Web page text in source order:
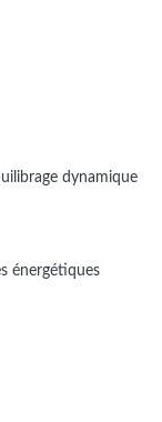
dynamique
énergétiques